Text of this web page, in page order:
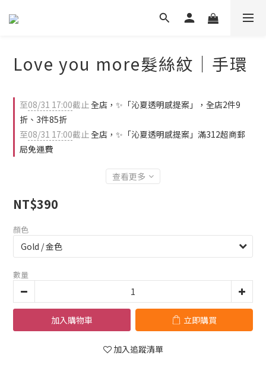
Love you more髮絲紋｜手環
至08/31 17:00截止全店，✨「沁夏透明感提案」，全店2件9
折、3件85折
至08/31 17:00截止全店，✨「沁夏透明感提案」滿312超商郵
局免運費
查看更多
NT$390
顏色
數量
加入購物車 立即購買
加入追蹤清單